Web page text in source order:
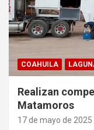
COAHUILA
Realizan
Matamoros
17 de mayo de 2025